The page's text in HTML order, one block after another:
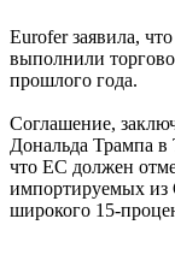
Eurofer заявила,
выполнили
прошлого года.
Соглашение,
Дональда Трампа в
что ЕС должен
импортируемых из
широкого 15-